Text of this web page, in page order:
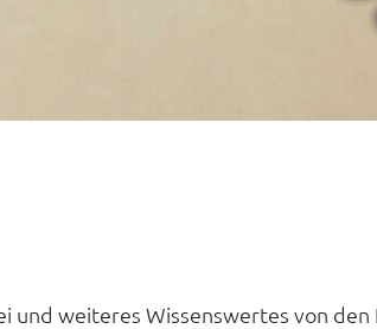
weiteres Wissenswertes von den